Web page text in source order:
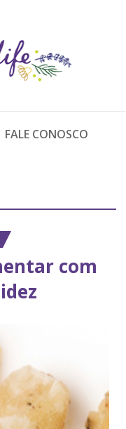
FALE CONOSCO
com